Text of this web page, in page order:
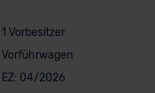
1 Vorbesitzer
Vorführwagen
EZ: 04/2026